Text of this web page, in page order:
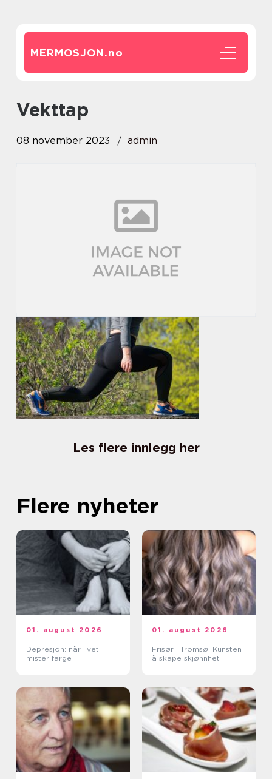
MERMOSJON.no
vekttap
08 november 2023 admin
Les flere innlegg her
Flere nyheter
01. august 2026
Depresjon: når livet
mister farge
01. august 2026
Frisør i Tromsø: Kunsten
å skape skjønnhet